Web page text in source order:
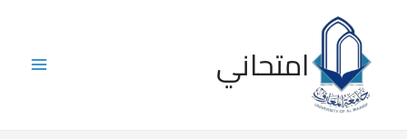
content
Main
امتحاني